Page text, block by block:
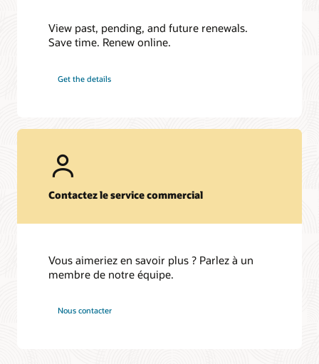
View past, pending, and future renewals.
Save time. Renew online.
Get the details
Contactez le service commercial
Vous aimeriez en savoir plus ? Parlez à un
membre de notre équipe.
Nous contacter